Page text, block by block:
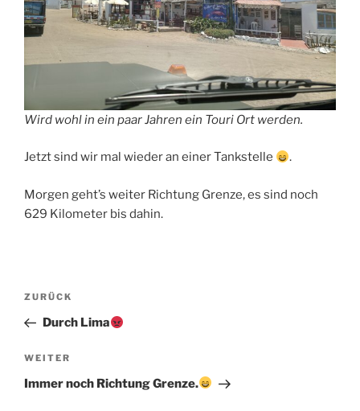
Wird wohl in ein paar Jahren ein Touri Ort werden.
Jetzt sind wir mal wieder an einer Tankstelle .
Morgen geht’s weiter Richtung Grenze, es sind noch
629 Kilometer bis dahin.
Beitragsnavigation
Vorheriger
Beitrag
ZURÜCK
Durch Lima
Nächster
Beitrag
WEITER
Immer noch Richtung Grenze.